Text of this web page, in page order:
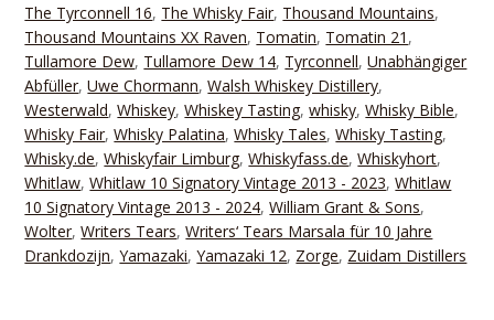
The Tyrconnell 16, The Whisky Fair, Thousand Mountains,
Thousand Mountains XX Raven, Tomatin, Tomatin 21 ,
Tullamore Dew, Tullamore Dew 14, Tyrconnell,Unabhängiger
Abfüller,Uwe Chormann,Walsh Whiskey Distillery,
Westerwald,Whiskey,Whiskey Tasting,whisky,Whisky Bible,
Whisky Fair,Whisky Palatina,Whisky Tales,Whisky Tasting,
Whisky.de,Whiskyfair Limburg,Whiskyfass.de,Whiskyhort,
Whitlaw,Whitlaw 10 Signatory Vintage 2013 - 2023,Whitlaw
10 Signatory Vintage 2013 - 2024,William Grant & Sons,
Wolter,Writers Tears,Writers‘ Tears Marsala für 10 Jahre
Drankdozijn,Yamazaki,Yamazaki 12, Zorge, Zuidam Distillers